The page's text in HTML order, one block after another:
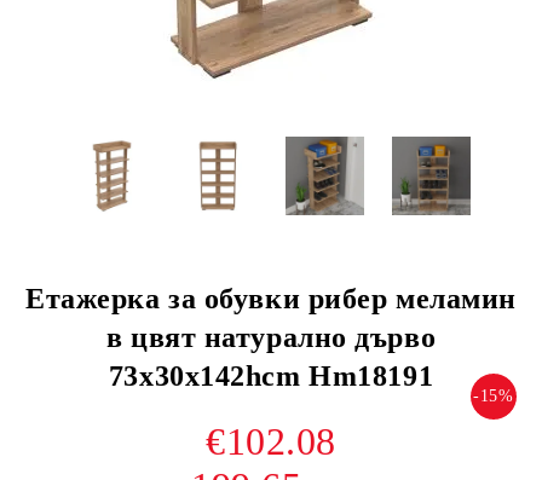
Етажерка за обувки рибер меламин
в цвят натурално дърво
73x30x142hcm Hm18191
-15%
€102.08